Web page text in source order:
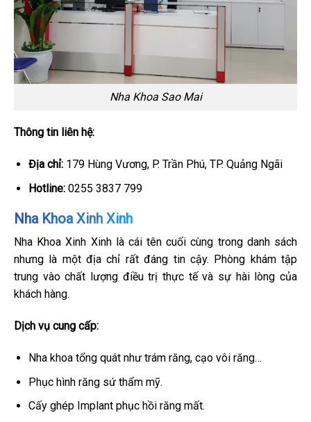
Nha Khoa Sao Mai
Thông tin liên hệ:
Địa chỉ:179 Hùng Vương, P. Trần Phú, TP. Quảng Ngãi
Hotline:0255 3837 799
Nha Khoa Xinh Xinh
Nha Khoa Xinh Xinh là cái tên cuối cùng trong danh sách
nhưng là một địa chỉ rất đáng tin cậy. Phòng khám tập
trung vào chất lượng điều trị thực tế và sự hài lòng của
khách hàng.
Dịch vụ cung cấp:
Nha khoa tổng quát như trám răng, cạo vôi răng…
Phục hình răng sứ thẩm mỹ.
Cấy ghép Implant phục hồi răng mất.